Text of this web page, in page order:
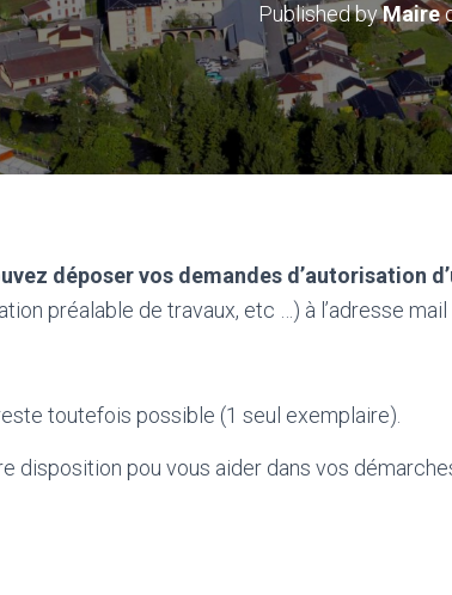
Published byMaire
déposer vos demandes d’autorisation
préalable de travaux, etc …) à l’adresse
toutefois possible (1 seul exemplaire).
disposition pou vous aider dans vos